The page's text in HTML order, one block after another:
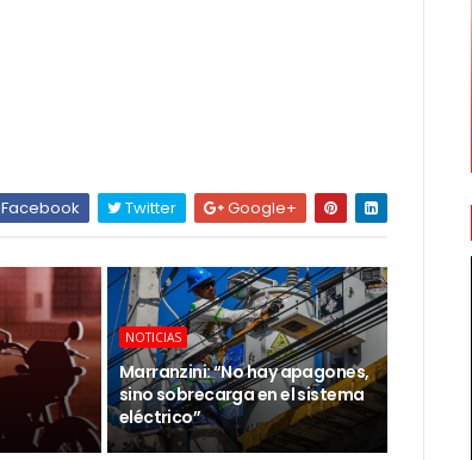
Facebook Twitter Google+
NOTICIAS
Marranzini: “No hay apagones,
sino sobrecarga en el sistema
eléctrico”